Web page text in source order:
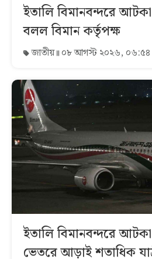
ইতালি বিমানবন্দরে
বলল বিমান কর্তৃপক্ষ
জাতীয় ০৮ আগস্ট ২০২৬,
ইতালি বিমানবন্দরে আটকা
ভেতরে আড়াই শতাধিক